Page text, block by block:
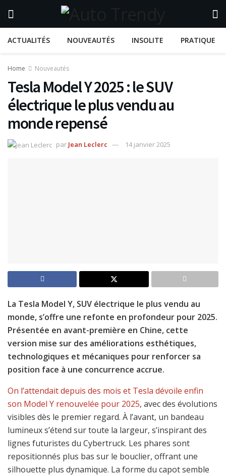
ACTUALITÉS NOUVEAUTÉS INSOLITE PRATIQUE
Home Nouveautés
Tesla Model Y 2025 : le SUV
électrique le plus vendu au
monde repensé
par Jean Leclerc 14 janvier 2025
La Tesla Model Y, SUV électrique le plus vendu au
monde, s’offre une refonte en profondeur pour 2025.
Présentée en avant-première en Chine, cette
version mise sur des améliorations esthétiques,
technologiques et mécaniques pour renforcer sa
position face à une concurrence accrue.
On l’attendait depuis des mois et Tesla dévoile enfin
son Model Y renouvelée pour 2025, avec des évolutions
visibles dès le premier regard. À l’avant, un bandeau
lumineux s’étend sur toute la largeur, s’inspirant des
lignes futuristes du Cybertruck. Les phares sont
repositionnés plus bas sur le bouclier, offrant une
silhouette plus dynamique. La forme du capot semble